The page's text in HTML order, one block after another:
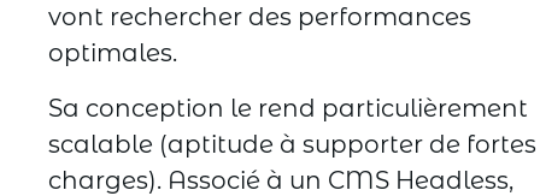
vont rechercher des performances
optimales.
Sa conception le rend particulièrement
scalable (aptitude à supporter de fortes
charges). Associé à un CMS Headless,